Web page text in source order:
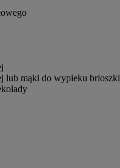
lub mąki do wypieku brioszki